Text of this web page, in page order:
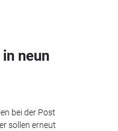
neun
bei der Post
sollen erneut